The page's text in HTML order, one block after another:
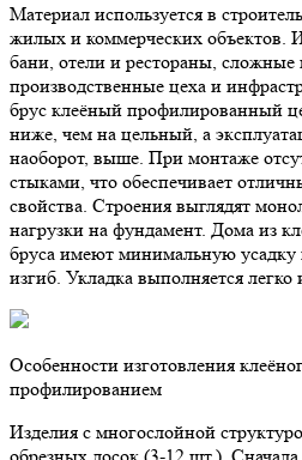
Материал используется в
жилых и коммерческих объектов.
бани, отели и рестораны,
производственные цеха и
брус клеёный профилированный
ниже, чем на цельный, а
наоборот, выше. При монтаже
стыками, что обеспечивает
свойства. Строения выглядят
нагрузки на фундамент. Дома из
бруса имеют минимальную
изгиб. Укладка выполняется легко
Особенности изготовления
профилированием
Изделия с многослойной